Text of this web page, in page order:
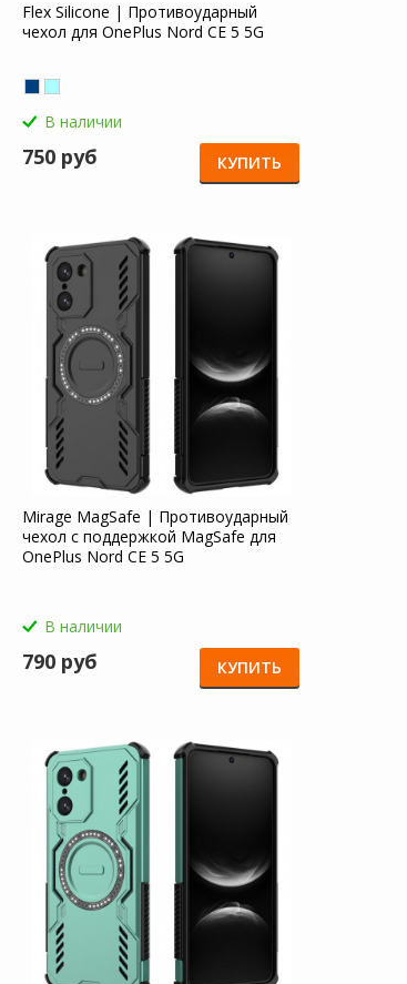
Flex Silicone | Противоударный
чехол для OnePlus Nord CE 5 5G
В наличии
750 руб КУПИТЬ
Mirage MagSafe | Противоударный
чехол с поддержкой MagSafe для
OnePlus Nord CE 5 5G
В наличии
790 руб КУПИТЬ